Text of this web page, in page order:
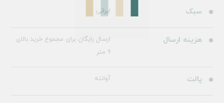
سبک ایرانی
هزینه ارسال
ارسال رایگان برای مجموع خرید بالای
9 متر
پالت آوانته